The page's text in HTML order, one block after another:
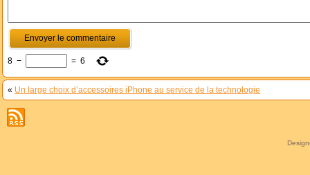
8 − = 6
« Un large choix d’accessoires iPhone au service de la technologie